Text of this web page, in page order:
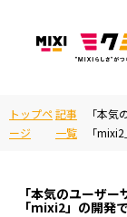
トップペ
ージ
記事
一覧
「本
「
「本気のユーザ
「mixi2」の開発